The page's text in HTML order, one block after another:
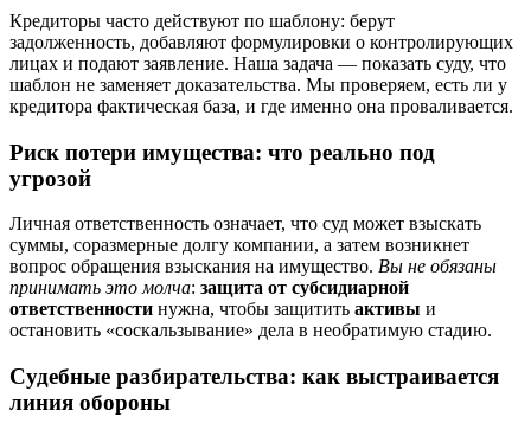
Кредиторы часто действуют по шаблону: берут
задолженность, добавляют формулировки о контролирующих
лицах и подают заявление. Наша задача — показать суду, что
шаблон не заменяет доказательства. Мы проверяем, есть ли у
кредитора фактическая база, и где именно она проваливается.
Риск потери имущества: что реально под
угрозой
Личная ответственность означает, что суд может взыскать
суммы, соразмерные долгу компании, а затем возникнет
вопрос обращения взыскания на имущество. Вы не обязаны
принимать это молча: защита от субсидиарной
ответственности нужна, чтобы защитить активы и
остановить «соскальзывание» дела в необратимую стадию.
Судебные разбирательства: как выстраивается
линия обороны